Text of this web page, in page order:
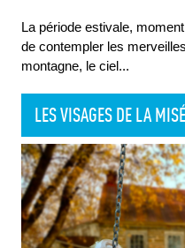
La période estivale,
de contempler les
montagne, le ciel...
LES VISAGES DE LA